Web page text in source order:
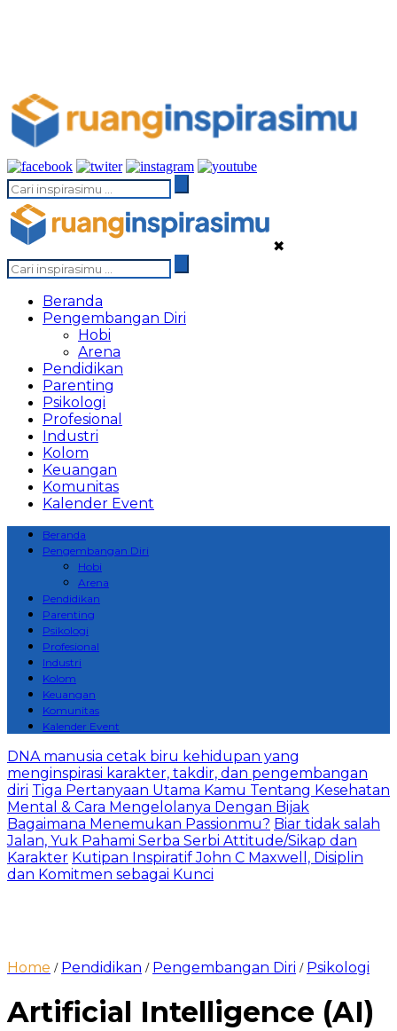
✖
Beranda
Pengembangan Diri
Hobi
Arena
Pendidikan
Parenting
Psikologi
Profesional
Industri
Kolom
Keuangan
Komunitas
Kalender Event
Beranda
Pengembangan Diri
Hobi
Arena
Pendidikan
Parenting
Psikologi
Profesional
Industri
Kolom
Keuangan
Komunitas
Kalender Event
DNA manusia cetak biru kehidupan yang
menginspirasi karakter, takdir, dan pengembangan
diri Tiga Pertanyaan Utama Kamu Tentang Kesehatan
Mental & Cara Mengelolanya Dengan Bijak
Bagaimana Menemukan Passionmu? Biar tidak salah
Jalan, Yuk Pahami Serba Serbi Attitude/Sikap dan
Karakter Kutipan Inspiratif John C Maxwell, Disiplin
dan Komitmen sebagai Kunci
Home / Pendidikan / Pengembangan Diri / Psikologi
Artificial Intelligence (AI)